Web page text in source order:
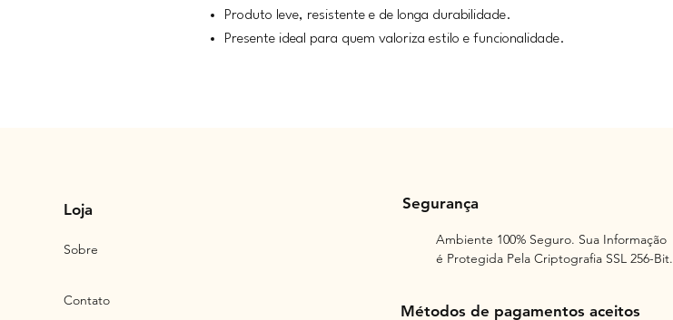
Produto leve, resistente e de longa durabilidade.
Presente ideal para quem valoriza estilo e funcionalidade.
Loja
Sobre
Contato
Segurança
Ambiente 100% Seguro. Sua Informação
é Protegida Pela Criptografia SSL 256-Bit.
Métodos de pagamentos aceitos